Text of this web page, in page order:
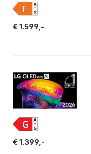
€ 1.599,-
€ 1.399,-